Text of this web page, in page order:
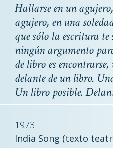
Hallarse en un
agujero, en una
que sólo la escritura
ningún argumento
de libro es
delante de un libro.
Un libro posible.
1973
India Song (texto